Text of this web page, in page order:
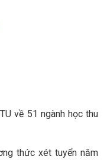
về 51 ngành học thu
thức xét tuyển năm